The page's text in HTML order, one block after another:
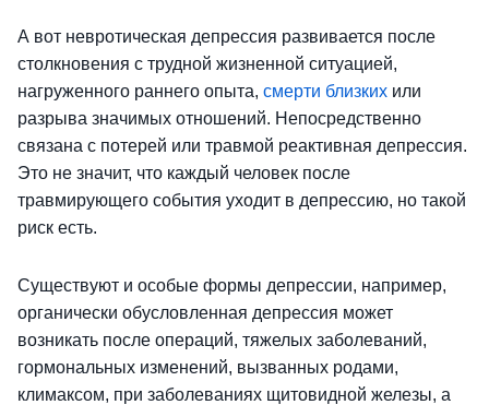
А вот невротическая депрессия развивается после
столкновения с трудной жизненной ситуацией,
нагруженного раннего опыта, смерти близких или
разрыва значимых отношений. Непосредственно
связана с потерей или травмой реактивная депрессия.
Это не значит, что каждый человек после
травмирующего события уходит в депрессию, но такой
риск есть.
Существуют и особые формы депрессии, например,
органически обусловленная депрессия может
возникать после операций, тяжелых заболеваний,
гормональных изменений, вызванных родами,
климаксом, при заболеваниях щитовидной железы, а